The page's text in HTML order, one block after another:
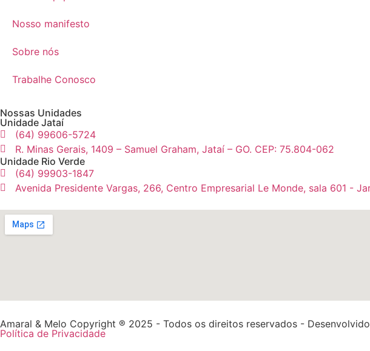
Nosso manifesto
Sobre nós
Trabalhe Conosco
Nossas Unidades
Unidade Jataí
(64) 99606-5724
R. Minas Gerais, 1409 – Samuel Graham, Jataí – GO. CEP: 75.804-062
Unidade Rio Verde
(64) 99903-1847
Avenida Presidente Vargas, 266, Centro Empresarial Le Monde, sala 601 -
Amaral & Melo Copyright ® 2025 - Todos os direitos reservados -
Política de Privacidade